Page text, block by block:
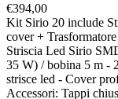
€394,00
Kit Sirio 20 include
cover +
Striscia Led Sirio
35 W) / bobina 5 m -
strisce led - Cover
Accessori: Tappi